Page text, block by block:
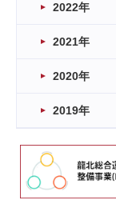
2022年
2021年
2020年
2019年